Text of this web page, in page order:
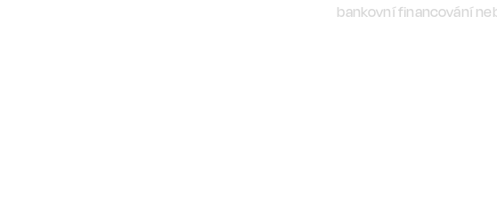
bankovní financování